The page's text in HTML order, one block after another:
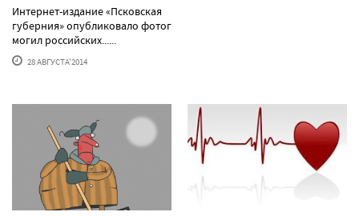
Интернет-издание «Псковская
губерния» опубликовало фотографии
могил российских......
28 АВГУСТА'2014